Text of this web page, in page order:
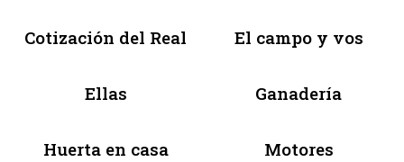
Cotización del Real El campo y vos
Ellas Ganadería
Huerta en casa Motores